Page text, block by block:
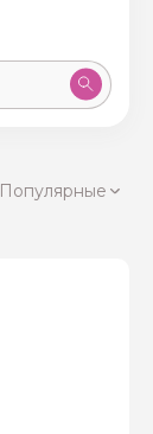
50 экскурсий
Популярные